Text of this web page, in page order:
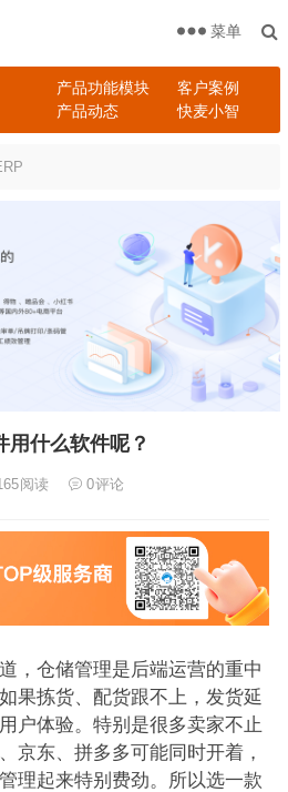
产品功能模块
客户案例
产品动态 快麦小智
菜单
用什么软件呢？
阅读 0评论
，仓储管理是后端运营的重中
果拣货、配货跟不上，发货延
户体验。特别是很多卖家不止
京东、拼多多可能同时开着，
理起来特别费劲。所以选一款